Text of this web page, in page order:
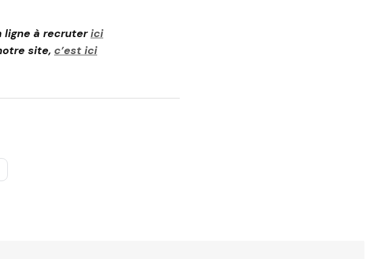
ligne à recruterici
site, c’est ici